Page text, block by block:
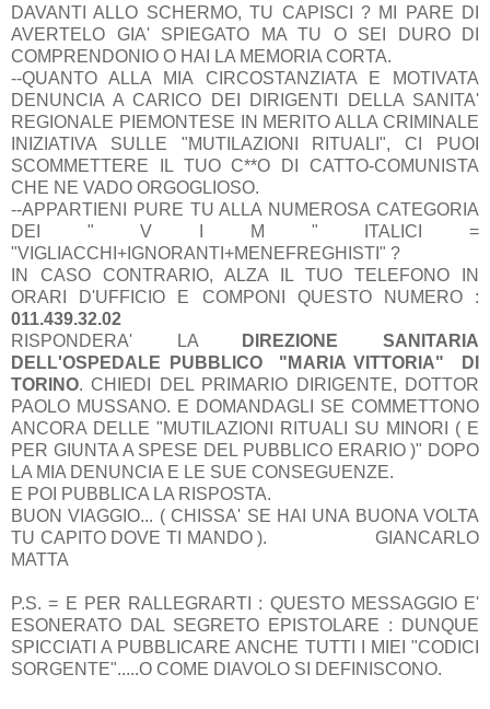
DAVANTI ALLO SCHERMO, TU CAPISCI ? MI PARE DI
AVERTELO GIA' SPIEGATO MA TU O SEI DURO DI
COMPRENDONIO O HAI LA MEMORIA CORTA.
--QUANTO ALLA MIA CIRCOSTANZIATA E MOTIVATA
DENUNCIA A CARICO DEI DIRIGENTI DELLA SANITA'
REGIONALE PIEMONTESE IN MERITO ALLA CRIMINALE
INIZIATIVA SULLE "MUTILAZIONI RITUALI", CI PUOI
SCOMMETTERE IL TUO C**O DI CATTO-COMUNISTA
CHE NE VADO ORGOGLIOSO.
--APPARTIENI PURE TU ALLA NUMEROSA CATEGORIA
DEI " V I M " ITALICI =
"VIGLIACCHI+IGNORANTI+MENEFREGHISTI" ?
IN CASO CONTRARIO, ALZA IL TUO TELEFONO IN
ORARI D'UFFICIO E COMPONI QUESTO NUMERO :
011.439.32.02
RISPONDERA' LA
DIREZIONE SANITARIA
DELL'OSPEDALE PUBBLICO "MARIA VITTORIA" DI
TORINO. CHIEDI DEL PRIMARIO DIRIGENTE, DOTTOR
PAOLO MUSSANO. E DOMANDAGLI SE COMMETTONO
ANCORA DELLE "MUTILAZIONI RITUALI SU MINORI ( E
PER GIUNTA A SPESE DEL PUBBLICO ERARIO )" DOPO
LA MIA DENUNCIA E LE SUE CONSEGUENZE.
E POI PUBBLICA LA RISPOSTA.
BUON VIAGGIO... ( CHISSA' SE HAI UNA BUONA VOLTA
TU CAPITO DOVE TI MANDO ). GIANCARLO
MATTA
P.S. = E PER RALLEGRARTI : QUESTO MESSAGGIO E'
ESONERATO DAL SEGRETO EPISTOLARE : DUNQUE
SPICCIATI A PUBBLICARE ANCHE TUTTI I MIEI "CODICI
SORGENTE".....O COME DIAVOLO SI DEFINISCONO.